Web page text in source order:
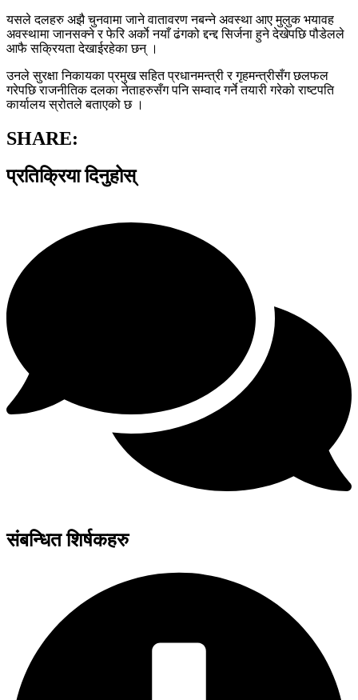
यसले दलहरु अझै चुनवामा जाने वातावरण नबन्ने अवस्था आए मुलुक भयावह
अवस्थामा जानसक्ने र फेरि अर्काे नयाँ ढंगको द्दन्द्द सिर्जना हुने देखेपछि पौडेलले
आफै सक्रियता देखाईरहेका छन् ।
उनले सुरक्षा निकायका प्रमुख सहित प्रधानमन्त्री र गृहमन्त्रीसँग छलफल
गरेपछि राजनीतिक दलका नेताहरुसँग पनि सम्वाद गर्ने तयारी गरेको राष्टपति
कार्यालय स्रोतले बताएको छ ।
SHARE:
प्रतिक्रिया दिनुहोस्
संबन्धित शिर्षकहरु